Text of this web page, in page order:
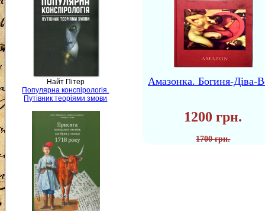
Найт Пітер
Популярна конспірологія.
Путівник теоріями змови
Амазонка. Богиня-Діва-
1200 грн.
1700 грн.